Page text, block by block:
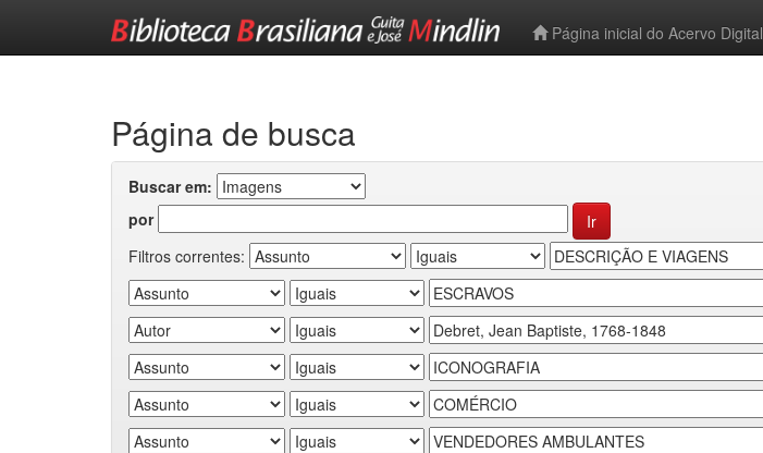
Página inicial do Acervo Digital
Página de busca
Buscar em:
por
Filtros correntes: